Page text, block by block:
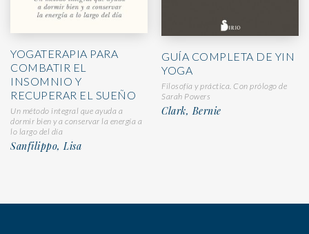
YOGATERAPIA PARA
COMBATIR EL
INSOMNIO Y
RECUPERAR EL SUEÑO
Un método integral que ayuda a
dormir bien y a conservar la energía a
lo largo del día
Sanfilippo, Lisa
GUÍA COMPLETA DE YIN
YOGA
Filosofía y práctica. Con prólogo de
Sarah Powers
Clark, Bernie